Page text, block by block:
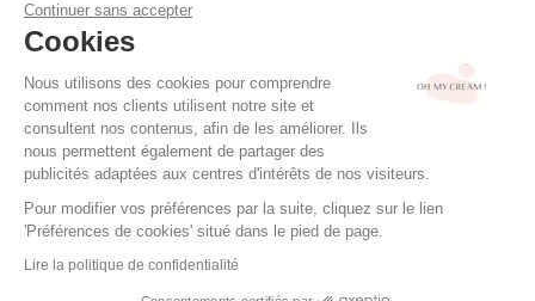
Continuer sans accepter
Cookies
Nous utilisons des cookies pour comprendre
comment nos clients utilisent notre site et
consultent nos contenus, afin de les améliorer. Ils
nous permettent également de partager des
publicités adaptées aux centres d'intérêts de nos visiteurs.
Pour modifier vos préférences par la suite, cliquez sur le lien
'Préférences de cookies' situé dans le pied de page.
Lire la politique de confidentialité
CONSEILS
CGV / CGU
MENTIONS LÉGALES
POLITIQUE DE CONFIDENTIALITÉ
CRÉDITS